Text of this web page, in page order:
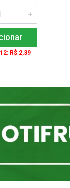
R$ 2,39